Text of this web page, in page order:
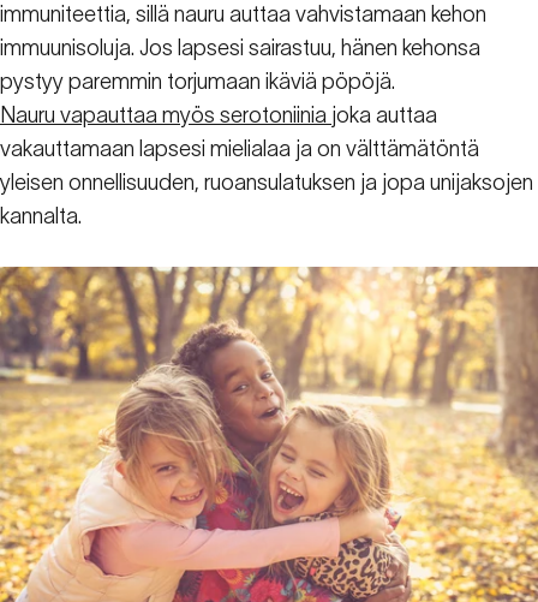
immuniteettia, sillä nauru auttaa vahvistamaan kehon
immuunisoluja. Jos lapsesi sairastuu, hänen kehonsa
pystyy paremmin torjumaan ikäviä pöpöjä.
Nauru vapauttaa myös serotoniinia joka auttaa
vakauttamaan lapsesi mielialaa ja on välttämätöntä
yleisen onnellisuuden, ruoansulatuksen ja jopa unijaksojen
kannalta.